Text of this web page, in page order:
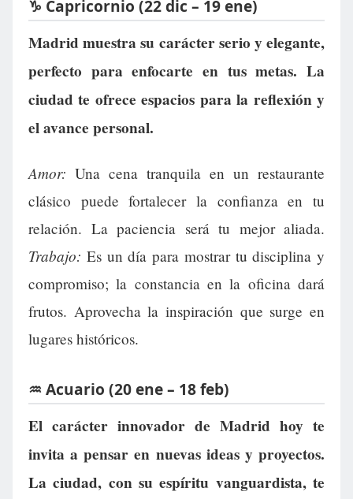
♑ Capricornio (22 dic – 19 ene)
Madrid muestra su carácter serio y elegante,
perfecto para enfocarte en tus metas. La
ciudad te ofrece espacios para la reflexión y
el avance personal.
Amor: Una cena tranquila en un restaurante
clásico puede fortalecer la confianza en tu
relación. La paciencia será tu mejor aliada.
Trabajo: Es un día para mostrar tu disciplina y
compromiso; la constancia en la oficina dará
frutos. Aprovecha la inspiración que surge en
lugares históricos.
♒ Acuario (20 ene – 18 feb)
El carácter innovador de Madrid hoy te
invita a pensar en nuevas ideas y proyectos.
La ciudad, con su espíritu vanguardista, te